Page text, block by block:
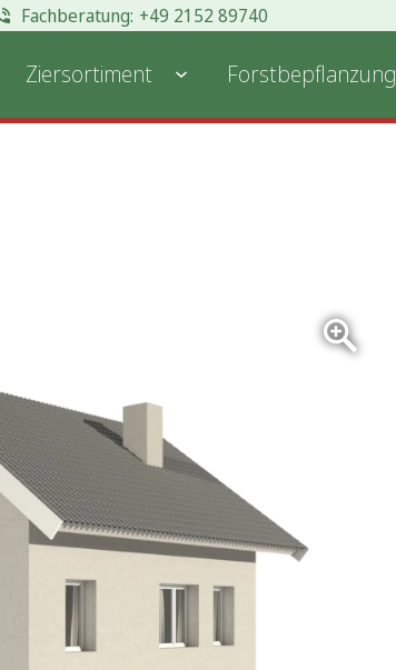
+49 2152 89740
Ziersortiment Forstbepflanzung